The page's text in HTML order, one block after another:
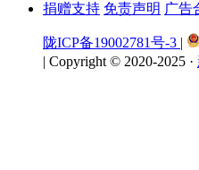
捐赠支持 免责声明 广告
陇ICP备19002781号-3 |
| Copyright © 2020-2025 ·